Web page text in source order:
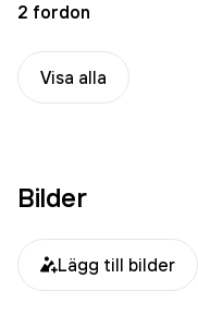
2 fordon
Visa alla
Bilder
Lägg till bilder